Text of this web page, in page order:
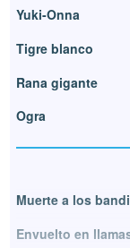
Yuki-Onna
Tigre blanco
Rana gigante
Ogra
Muerte a los
Envuelto en